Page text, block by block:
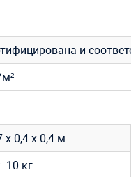
и
х 0,4 х 0,4 м.
10 кг